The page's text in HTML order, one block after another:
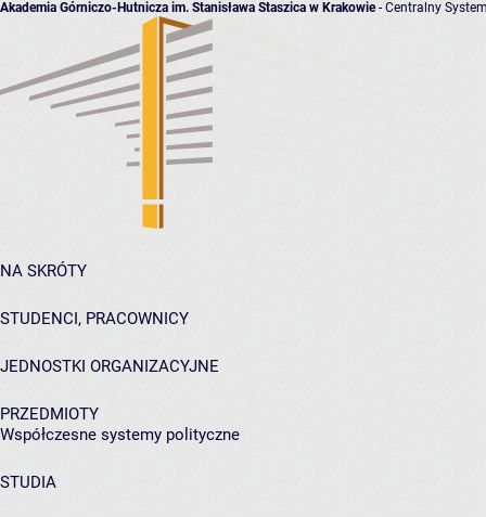
Akademia Górniczo-Hutnicza im. Stanisława Staszica w Krakowie- Centralny
NA SKRÓTY
STUDENCI, PRACOWNICY
JEDNOSTKI ORGANIZACYJNE
PRZEDMIOTY
Współczesne systemy polityczne
STUDIA